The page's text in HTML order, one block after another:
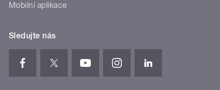
Mobilní aplikace
Sledujte nás